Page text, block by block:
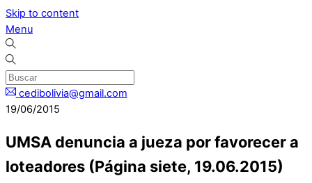
Skip to content
Menu
cedibolivia@gmail.com
19/06/2015
UMSA denuncia a jueza por favorecer a
loteadores (Página siete, 19.06.2015)